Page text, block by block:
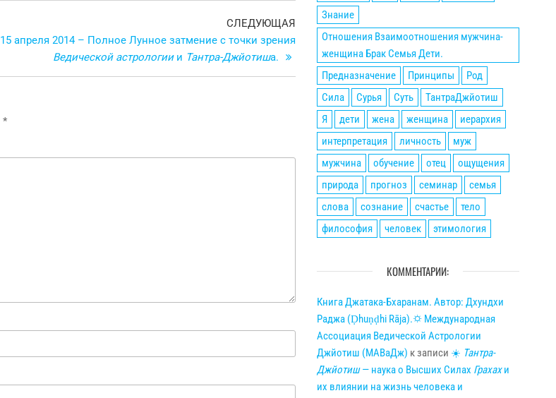
Следующая
запись
СЛЕДУЮЩАЯ
15 апреля 2014 – Полное Лунное затмение с точки зрения
Ведической астрологиии Тантра-Джйотиша.
*
Знание
Отношения Взаимоотношения мужчина-
женщина Брак Семья Дети.
Предназначение
Принципы
Род
Сила
Сурья Суть
ТантраДжйотиш
Я
дети жена женщина
иерархия
интерпретация
личность
муж
мужчина
обучение отец
ощущения
природа
прогноз семинар
семья
слова
сознание счастье
тело
философия
человек этимология
КОММЕНТАРИИ:
Книга Джатака-Бхаранам. Автор: Дхундхи
Раджа (Ḍhuṇḍhi Rāja).🌣 Международная
Ассоциация Ведической Астрологии
Джйотиш (МАВаДж) к записи ☀ Тантра-
Джйотиш— наука о Высших Силах Грахахи
их влиянии на жизнь человека и